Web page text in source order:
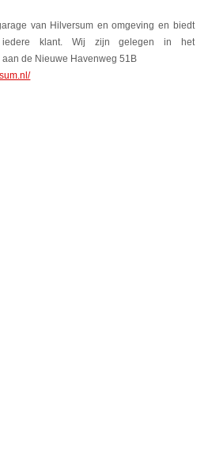
van Hilversum en omgeving en biedt
iedere klant. Wij zijn gelegen in het
de Nieuwe Havenweg 51B